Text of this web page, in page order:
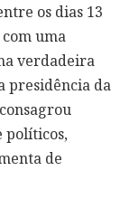
os dias 13
com uma
verdadeira
presidência da
políticos,
de